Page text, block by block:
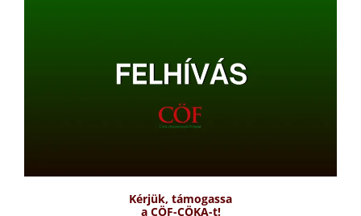
Kérjük, támogassa
a CÖF-CÖKA-t!